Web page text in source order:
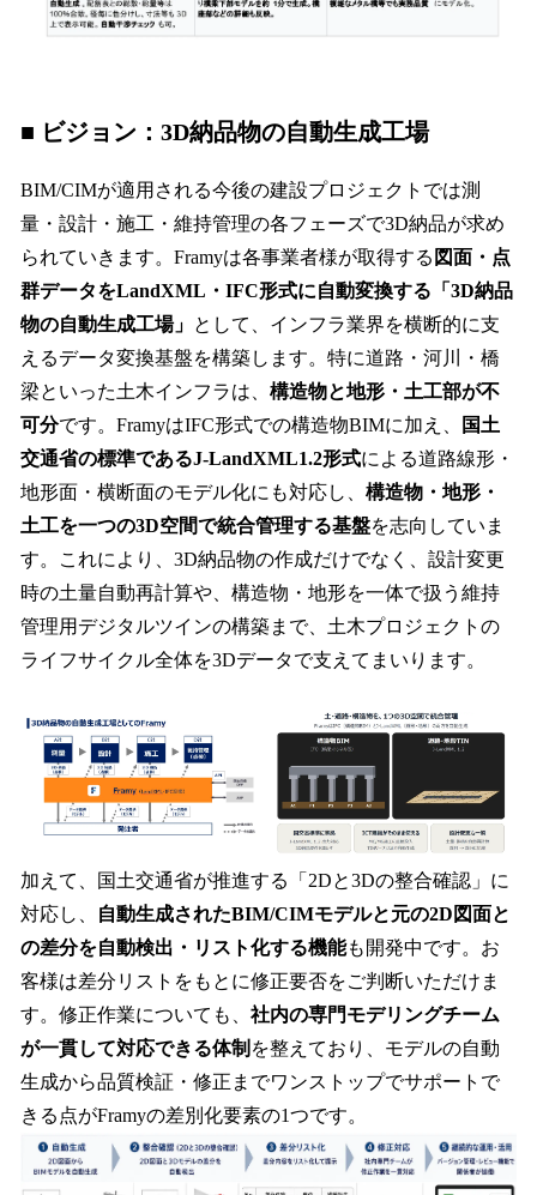
■ ビジョン：3D納品物の自動生成工場
BIM/CIMが適用される今後の建設プロジェクトでは測
量・設計・施工・維持管理の各フェーズで3D納品が求め
られていきます。Framyは各事業者様が取得する 図面・点
群データをLandXML・IFC形式に自動変換する「3D納品
物の自動生成工場」 として、インフラ業界を横断的に支
えるデータ変換基盤を構築します。特に道路・河川・橋
梁といった土木インフラは、 構造物と地形・土工部が不
可分です。FramyはIFC形式での構造物BIMに加え、
国土
交通省の標準であるJ-LandXML1.2形式による道路線形・
地形面・横断面のモデル化にも対応し、 構造物・地形・
土工を一つの3D空間で統合管理する基盤を志向していま
す。これにより、3D納品物の作成だけでなく、設計変更
時の土量自動再計算や、構造物・地形を一体で扱う維持
管理用デジタルツインの構築まで、土木プロジェクトの
ライフサイクル全体を3Dデータで支えてまいります。
加えて、国土交通省が推進する「2Dと3Dの整合確認」に
対応し、
自動生成されたBIM/CIMモデルと元の2D図面と
の差分を自動検出・リスト化する機能も開発中です。お
客様は差分リストをもとに修正要否をご判断いただけま
す。修正作業についても、 社内の専門モデリングチーム
が一貫して対応できる体制 を整えており、モデルの自動
生成から品質検証・修正までワンストップでサポートで
きる点がFramyの差別化要素の1つです。